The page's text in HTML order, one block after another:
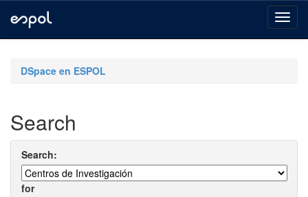
navigationDSpace en ESPOL
Search
Search:
for